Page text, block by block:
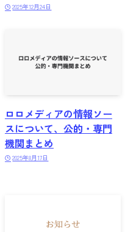
2025年12月24日
ロロメディアの情報ソー
スについて、公的・専門
機関まとめ
2025年8月17日